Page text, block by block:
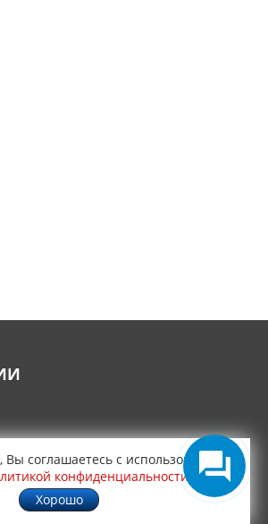
товара
Вы соглашаетесь с использованием
конфиденциальности
Хорошо